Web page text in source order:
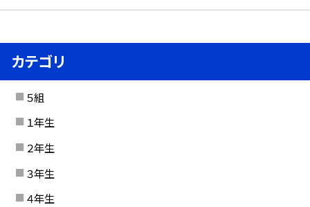
カテゴリ
５組
１年生
２年生
３年生
４年生